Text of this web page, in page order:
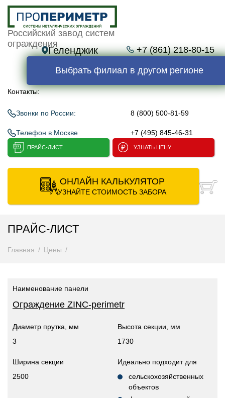
Российский завод систем
ограждения
Геленджик +7 (861) 218-80-15
Выбрать филиал в другом регионе
Контакты:
Звонки по России: 8 (800) 500-81-59
Телефон в Москве +7 (495) 845-46-31
ПРАЙС-ЛИСТ УЗНАТЬ ЦЕНУ
ОНЛАЙН КАЛЬКУЛЯТОР
УЗНАЙТЕ СТОИМОСТЬ ЗАБОРА
ПРАЙС-ЛИСТ
Главная Цены
Наименование панели
Ограждение ZINC-perimetr
Диаметр прутка, мм
3
Высота секции, мм
1730
Ширина секции
2500
Идеально подходит для
сельскохозяйственных
объектов